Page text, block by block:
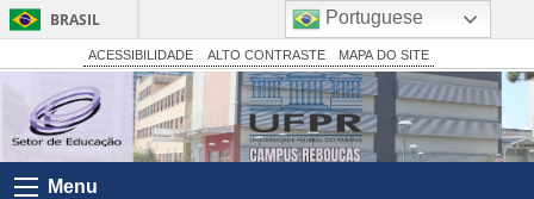
BRASIL
Simplifique!
Comunica BR
Participe
Acesso à informação
ACESSIBILIDADE ALTO CONTRASTE MAPA DO SITE
Menu
Portuguese